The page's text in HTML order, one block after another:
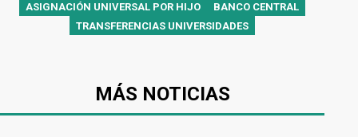
ASIGNACIÓN UNIVERSAL POR HIJO
BANCO CENTRAL
TRANSFERENCIAS UNIVERSIDADES
MÁS NOTICIAS